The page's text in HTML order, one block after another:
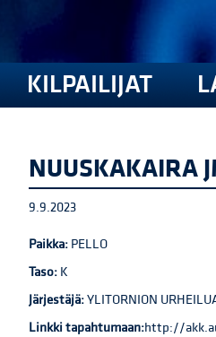
KILPAILIJAT
NUUSKAKAIRA
9.9.2023
Paikka: PELLO
Taso: K
Järjestäjä:YLITORNION
Linkki tapahtumaan:http://